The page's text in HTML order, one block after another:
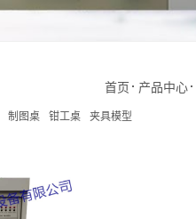
首页 产品中心
制图桌 钳工桌 夹具模型